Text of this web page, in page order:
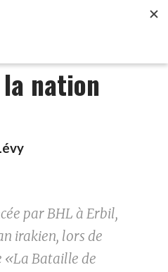
nation
par BHL à Erbil,
irakien, lors de
«La Bataille de